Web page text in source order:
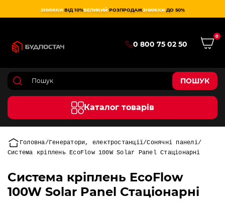
ЗНИЖКИ ВІД 10%ВЕЛИКИЙ РОЗПРОДАЖЗНИЖКИ ДО 50%
0 800 75 02 50
0
ПОШУК
Каталог товарів
Головна Генератори, електростанції Сонячні панелі
Cистема кріплень EcoFlow 100W Solar Panel Стаціонарні
Cистема кріплень EcoFlow
100W Solar Panel Стаціонарні